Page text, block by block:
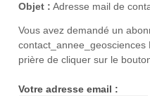
Objet : Adresse mail de
Vous avez demandé un
prière de cliquer sur le
Votre adresse email :